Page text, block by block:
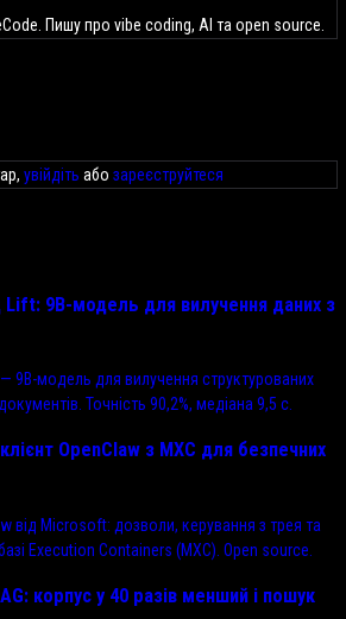
Пишу про vibe coding, AI та open source.
увійдіть або зареєструйтеся
Lift: 9B-модель для вилучення даних з
9B-модель для вилучення структурованих
Точність 90,2%, медіана 9,5 с.
OpenClaw з MXC для безпечних
від Microsoft: дозволи, керування з трея та
Execution Containers (MXC). Open source.
корпус у 40 разів менший і пошук